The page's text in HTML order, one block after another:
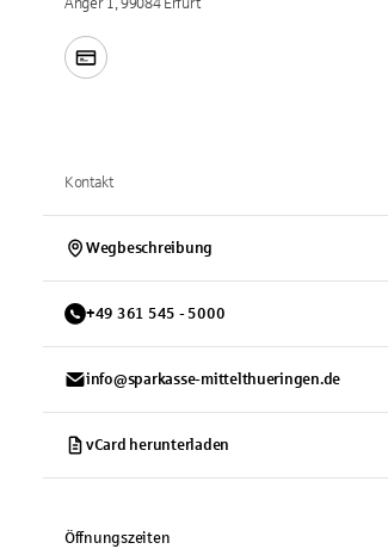
Anger 1, 99084 Erfurt
Kontakt
Wegbeschreibung
+49 361 545 - 5000
info@sparkasse-mittelthueringen.de
vCard herunterladen
Öffnungszeiten